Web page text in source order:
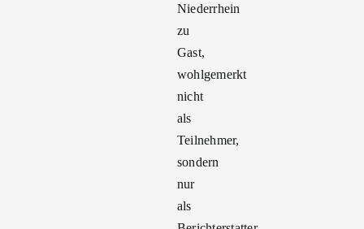
Niederrhein
zu
Gast,
wohlgemerkt
nicht
als
Teilnehmer,
sondern
nur
als